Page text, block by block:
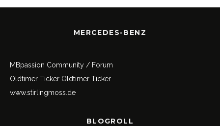
MERCEDES-BENZ
MBpassion Community / Forum
Oldtimer Ticker Oldtimer Ticker
www.stirlingmoss.de
BLOGROLL